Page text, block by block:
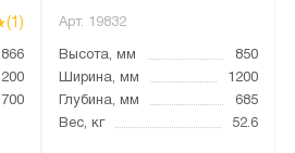
(1)
866
1200
700
Арт. 19832
Высота, мм
850
Ширина, мм
1200
Глубина, мм
685
Вес, кг
52.6